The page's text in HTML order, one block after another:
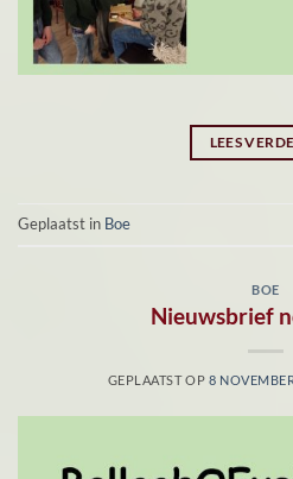
LEES
Geplaatst in Boe
BOE
Nieuwsbrief
GEPLAATST OP 8